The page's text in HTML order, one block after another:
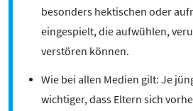
besonders hektischen oder
eingespielt, die aufwühlen,
verstören können.
Wie bei allen Medien gilt: Je
wichtiger, dass Eltern sich